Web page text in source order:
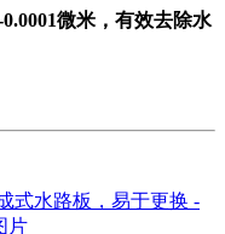
微米，有效去除水